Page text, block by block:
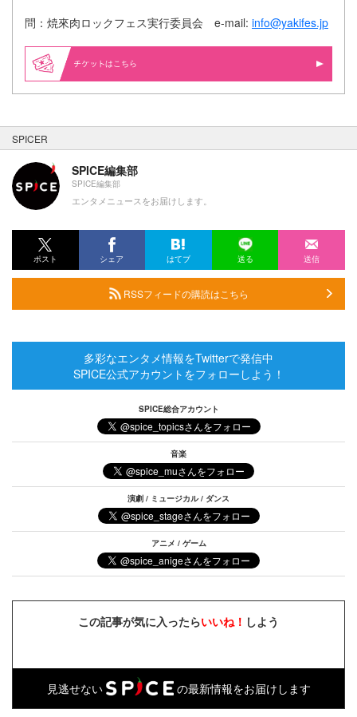
問：焼來肉ロックフェス実行委員会 e-mail: info@yakifes.jp
はこちら
SPICER
SPICE編集部
SPICE編集部
エンタメニュースをお届けします。
ポスト シェア はてブ 送る 送信
RSSフィードの購読はこちら
多彩なエンタメ情報をTwitterで発信中
SPICE公式アカウントをフォローしよう！
SPICE総合アカウント
音楽
演劇 / ミュージカル / ダンス
アニメ / ゲーム
この記事が気に入ったらいいね！ しよう
見逃せない の最新情報をお届けします